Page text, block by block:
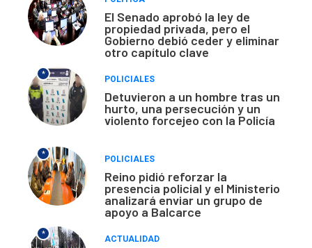
El Senado aprobó la ley de
propiedad privada, pero el
Gobierno debió ceder y eliminar
otro capítulo clave
*
POLICIALES
Detuvieron a un hombre tras un
hurto, una persecución y un
violento forcejeo con la Policía
*
POLICIALES
Reino pidió reforzar la
presencia policial y el Ministerio
analizará enviar un grupo de
apoyo a Balcarce
*
ACTUALIDAD